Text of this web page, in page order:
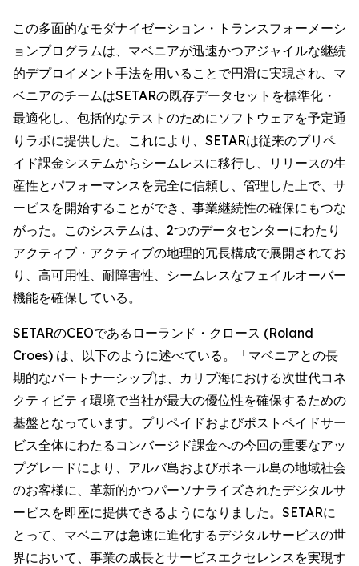
この多面的なモダナイゼーション・トランスフォーメーシ
ョンプログラムは、マベニアが迅速かつアジャイルな継続
的デプロイメント手法を用いることで円滑に実現され、マ
ベニアのチームはSETARの既存データセットを標準化・
最適化し、包括的なテストのためにソフトウェアを予定通
りラボに提供した。これにより、SETARは従来のプリペ
イド課金システムからシームレスに移行し、リリースの生
産性とパフォーマンスを完全に信頼し、管理した上で、サ
ービスを開始することができ、事業継続性の確保にもつな
がった。このシステムは、2つのデータセンターにわたり
アクティブ・アクティブの地理的冗長構成で展開されてお
り、高可用性、耐障害性、シームレスなフェイルオーバー
機能を確保している。
SETARのCEOであるローランド・クロース (Roland
Croes) は、以下のように述べている。「マベニアとの長
期的なパートナーシップは、カリブ海における次世代コネ
クティビティ環境で当社が最大の優位性を確保するための
基盤となっています。プリペイドおよびポストペイドサー
ビス全体にわたるコンバージド課金への今回の重要なアッ
プグレードにより、アルバ島およびボネール島の地域社会
のお客様に、革新的かつパーソナライズされたデジタルサ
ービスを即座に提供できるようになりました。SETARに
とって、マベニアは急速に進化するデジタルサービスの世
界において、事業の成長とサービスエクセレンスを実現す